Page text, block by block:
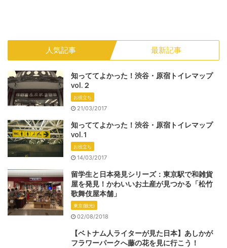
人気記事 最新記事
知っててよかった！渋谷・原宿トイレマップ
vol.２
お役立ち
21/03/2017
知っててよかった！渋谷・原宿トイレマップ
vol.1
お役立ち
14/03/2017
留学生と日本発見シリーズ：東京駅で和雑貨
屋を発見！かわいいお土産が見つかる「松竹
歌舞伎屋本舗」
東京(観光)
02/08/2018
【ベトナム人ライターが見た日本】あしかが
フラワーパークへ藤の花を見に行こう！